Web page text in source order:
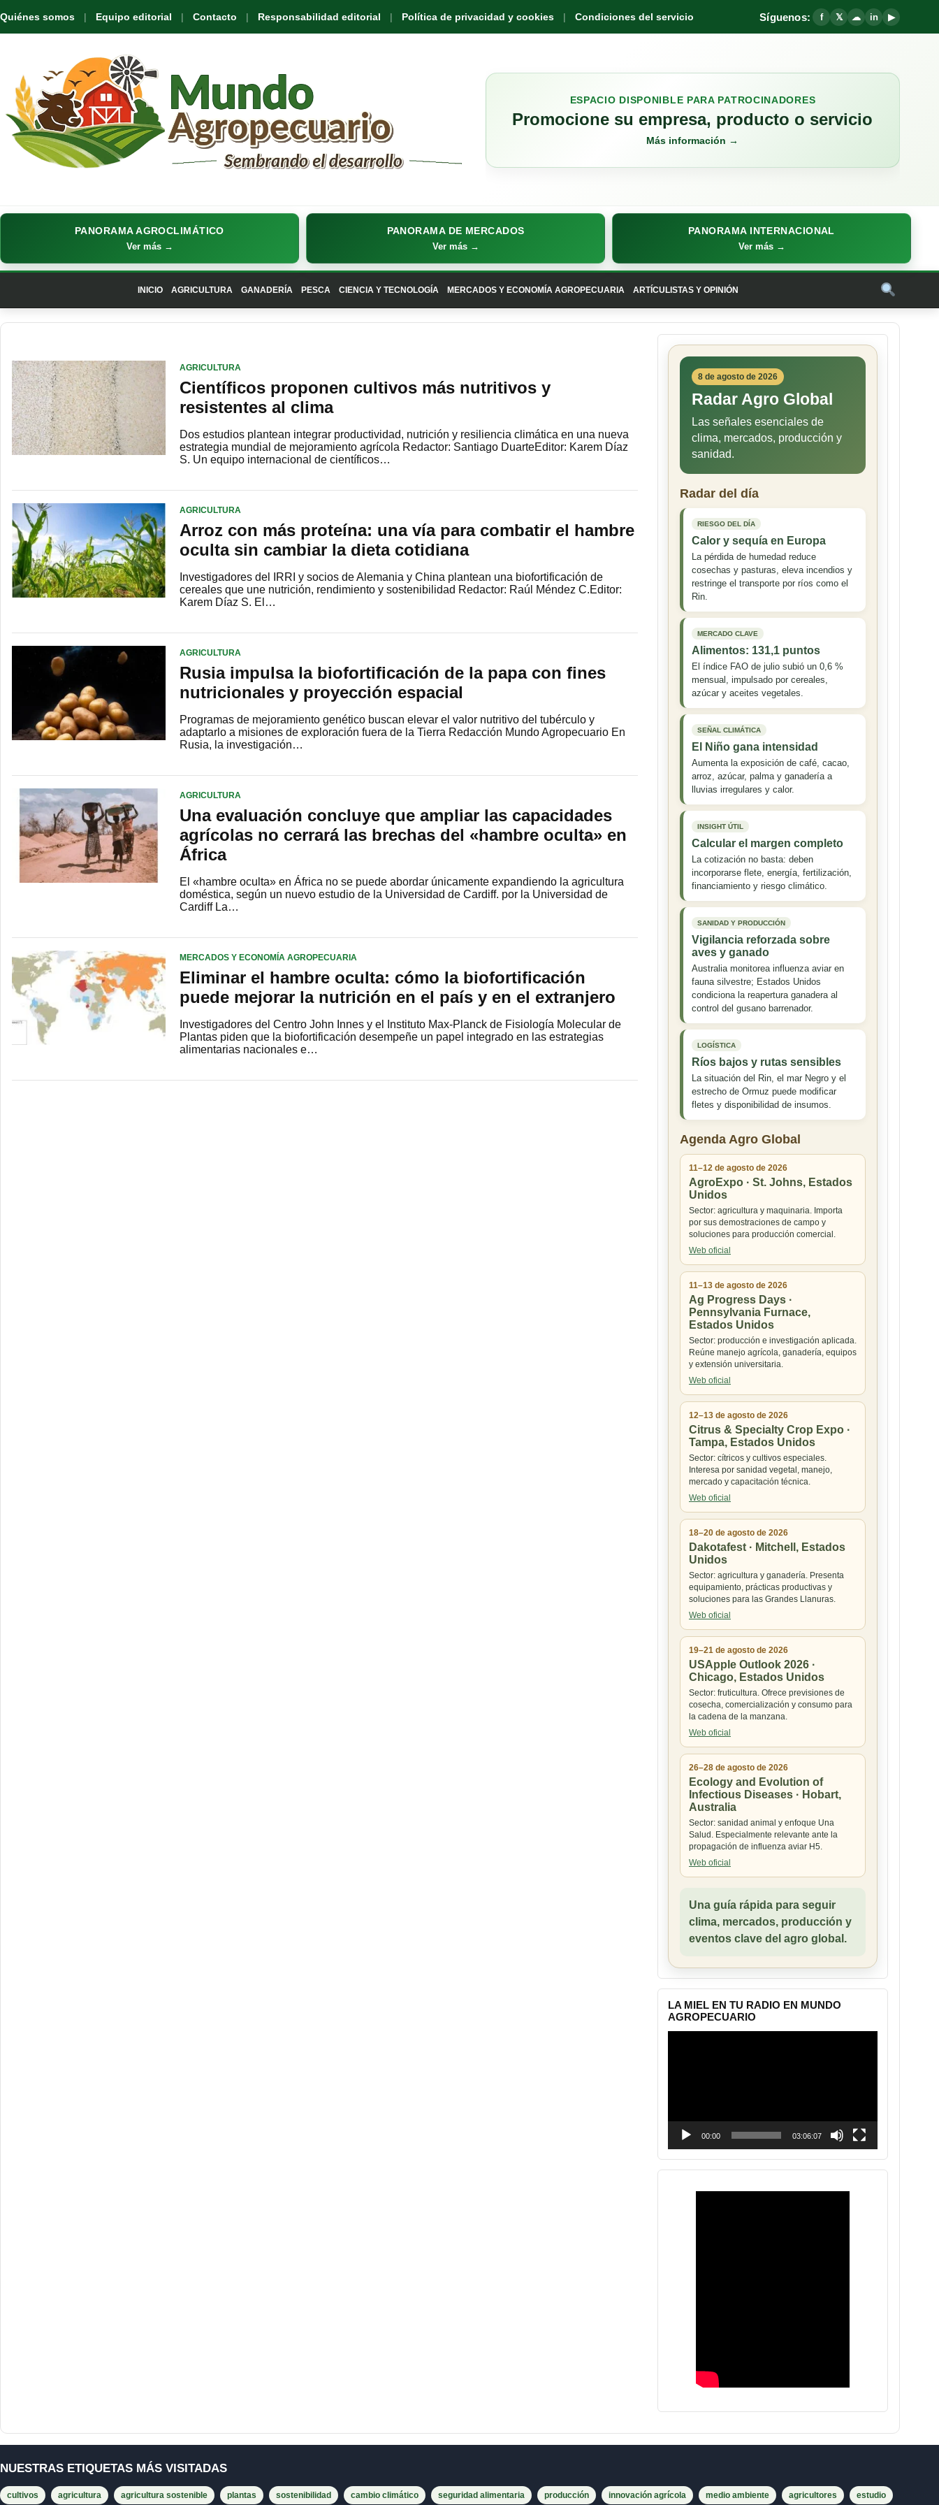
Quiénes somos Equipo editorial Contacto Responsabilidad editorial Política de privacidad y cookies Condiciones del servicio Síguenos: f 𝕏 ☁ in ▶
ESPACIO DISPONIBLE PARA PATROCINADORES
Promocione su empresa, producto o servicio
Más información →
PANORAMA AGROCLIMÁTICO
Ver más →
PANORAMA DE MERCADOS
Ver más →
PANORAMA INTERNACIONAL
Ver más →
INICIO AGRICULTURA GANADERÍA PESCA CIENCIA Y TECNOLOGÍA MERCADOS Y ECONOMÍA AGROPECUARIA ARTÍCULISTAS Y OPINIÓN
AGRICULTURA
Científicos proponen cultivos más nutritivos y
resistentes al clima
Dos estudios plantean integrar productividad, nutrición y resiliencia climática en una nueva
estrategia mundial de mejoramiento agrícola Redactor: Santiago DuarteEditor: Karem Díaz
S. Un equipo internacional de científicos…
AGRICULTURA
Arroz con más proteína: una vía para combatir el hambre
oculta sin cambiar la dieta cotidiana
Investigadores del IRRI y socios de Alemania y China plantean una biofortificación de
cereales que une nutrición, rendimiento y sostenibilidad Redactor: Raúl Méndez C.Editor:
Karem Díaz S. El…
AGRICULTURA
Rusia impulsa la biofortificación de la papa con fines
nutricionales y proyección espacial
Programas de mejoramiento genético buscan elevar el valor nutritivo del tubérculo y
adaptarlo a misiones de exploración fuera de la Tierra Redacción Mundo Agropecuario En
Rusia, la investigación…
AGRICULTURA
Una evaluación concluye que ampliar las capacidades
agrícolas no cerrará las brechas del «hambre oculta» en
África
El «hambre oculta» en África no se puede abordar únicamente expandiendo la agricultura
doméstica, según un nuevo estudio de la Universidad de Cardiff. por la Universidad de
Cardiff La…
MERCADOS Y ECONOMÍA AGROPECUARIA
Eliminar el hambre oculta: cómo la biofortificación
puede mejorar la nutrición en el país y en el extranjero
Investigadores del Centro John Innes y el Instituto Max-Planck de Fisiología Molecular de
Plantas piden que la biofortificación desempeñe un papel integrado en las estrategias
alimentarias nacionales e…
8 de agosto de 2026
Radar Agro Global
Las señales esenciales de
clima, mercados, producción y
sanidad.
Radar del día
RIESGO DEL DÍA
Calor y sequía en Europa
La pérdida de humedad reduce
cosechas y pasturas, eleva incendios y
restringe el transporte por ríos como el
Rin.
MERCADO CLAVE
Alimentos: 131,1 puntos
El índice FAO de julio subió un 0,6 %
mensual, impulsado por cereales,
azúcar y aceites vegetales.
SEÑAL CLIMÁTICA
El Niño gana intensidad
Aumenta la exposición de café, cacao,
arroz, azúcar, palma y ganadería a
lluvias irregulares y calor.
INSIGHT ÚTIL
Calcular el margen completo
La cotización no basta: deben
incorporarse flete, energía, fertilización,
financiamiento y riesgo climático.
SANIDAD Y PRODUCCIÓN
Vigilancia reforzada sobre
aves y ganado
Australia monitorea influenza aviar en
fauna silvestre; Estados Unidos
condiciona la reapertura ganadera al
control del gusano barrenador.
LOGÍSTICA
Ríos bajos y rutas sensibles
La situación del Rin, el mar Negro y el
estrecho de Ormuz puede modificar
fletes y disponibilidad de insumos.
Agenda Agro Global
11–12 de agosto de 2026
AgroExpo · St. Johns, Estados
Unidos
Sector: agricultura y maquinaria. Importa
por sus demostraciones de campo y
soluciones para producción comercial.
Web oficial
11–13 de agosto de 2026
Ag Progress Days ·
Pennsylvania Furnace,
Estados Unidos
Sector: producción e investigación aplicada.
Reúne manejo agrícola, ganadería, equipos
y extensión universitaria.
Web oficial
12–13 de agosto de 2026
Citrus & Specialty Crop Expo ·
Tampa, Estados Unidos
Sector: cítricos y cultivos especiales.
Interesa por sanidad vegetal, manejo,
mercado y capacitación técnica.
Web oficial
18–20 de agosto de 2026
Dakotafest · Mitchell, Estados
Unidos
Sector: agricultura y ganadería. Presenta
equipamiento, prácticas productivas y
soluciones para las Grandes Llanuras.
Web oficial
19–21 de agosto de 2026
USApple Outlook 2026 ·
Chicago, Estados Unidos
Sector: fruticultura. Ofrece previsiones de
cosecha, comercialización y consumo para
la cadena de la manzana.
Web oficial
26–28 de agosto de 2026
Ecology and Evolution of
Infectious Diseases · Hobart,
Australia
Sector: sanidad animal y enfoque Una
Salud. Especialmente relevante ante la
propagación de influenza aviar H5.
Web oficial
Una guía rápida para seguir
clima, mercados, producción y
eventos clave del agro global.
LA MIEL EN TU RADIO EN MUNDO
AGROPECUARIO
00:00 03:06:07
NUESTRAS ETIQUETAS MÁS VISITADAS
cultivos agricultura agricultura sostenible plantas sostenibilidad cambio climático seguridad alimentaria producción innovación agrícola medio ambiente agricultores estudio